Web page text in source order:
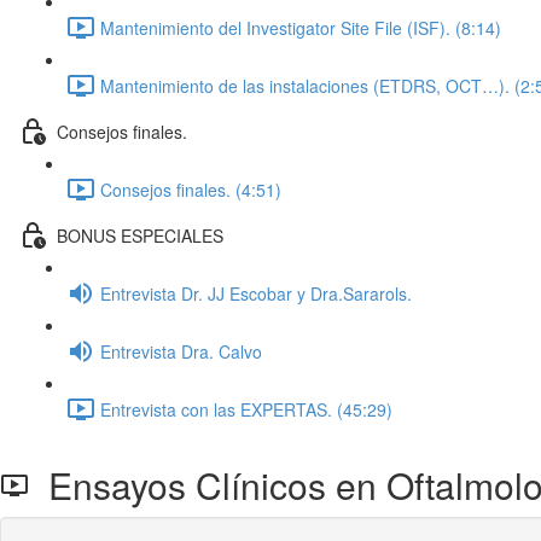
Mantenimiento del Investigator Site File (ISF). (8:14)
Mantenimiento de las instalaciones (ETDRS, OCT…).
Consejos finales.
Consejos finales. (4:51)
BONUS ESPECIALES
Entrevista Dr. JJ Escobar y Dra.Sararols.
Entrevista Dra. Calvo
Entrevista con las EXPERTAS. (45:29)
Ensayos Clínicos en